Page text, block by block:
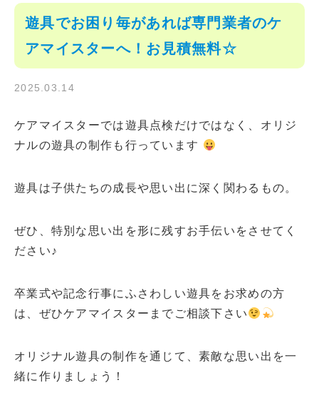
遊具でお困り毎があれば専門業者のケ
アマイスターへ！お見積無料☆
2025.03.14
ケアマイスターでは遊具点検だけではなく、オリジ
ナルの遊具の制作も行っています
遊具は子供たちの成長や思い出に深く関わるもの。
ぜひ、特別な思い出を形に残すお手伝いをさせてく
ださい♪
卒業式や記念行事にふさわしい遊具をお求めの方
は、ぜひケアマイスターまでご相談下さい
オリジナル遊具の制作を通じて、素敵な思い出を一
緒に作りましょう！